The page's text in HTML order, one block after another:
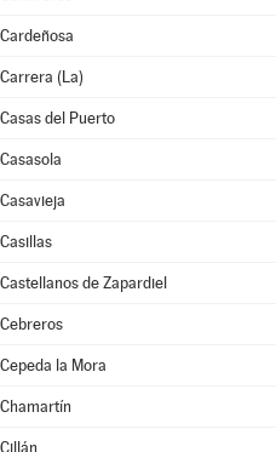
Cardeñosa
Carrera (La)
Casas del Puerto
Casasola
Casavieja
Casillas
Castellanos de Zapardiel
Cebreros
Cepeda la Mora
Chamartín
Cillán